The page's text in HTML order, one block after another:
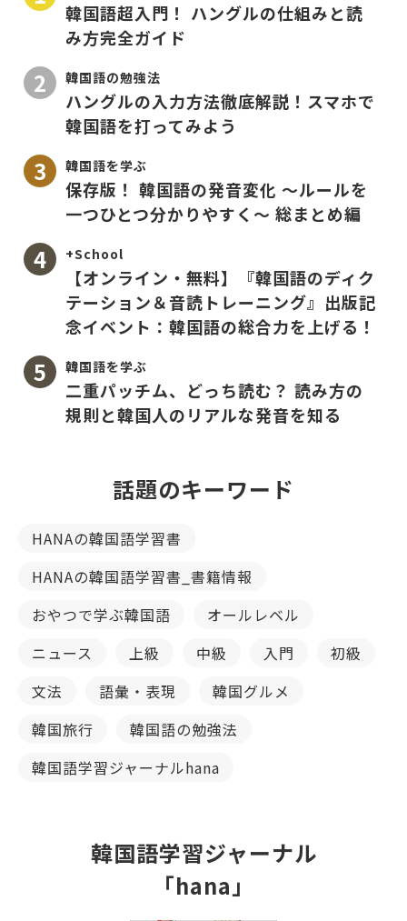
韓国語超入門！ ハングルの仕組みと読
み方完全ガイド
韓国語の勉強法
ハングルの入力方法徹底解説！スマホで
韓国語を打ってみよう
韓国語を学ぶ
保存版！ 韓国語の発音変化 〜ルールを
一つひとつ分かりやすく〜 総まとめ編
+School
【オンライン・無料】『韓国語のディク
テーション＆音読トレーニング』出版記
念イベント：韓国語の総合力を上げる！
韓国語を学ぶ
二重パッチム、どっち読む？ 読み方の
規則と韓国人のリアルな発音を知る
話題のキーワード
HANAの韓国語学習書
HANAの韓国語学習書_書籍情報
おやつで学ぶ韓国語
オールレベル
ニュース
上級 中級 入門
初級
文法
語彙・表現
韓国グルメ
韓国旅行
韓国語の勉強法
韓国語学習ジャーナルhana
韓国語学習ジャーナル
「hana」